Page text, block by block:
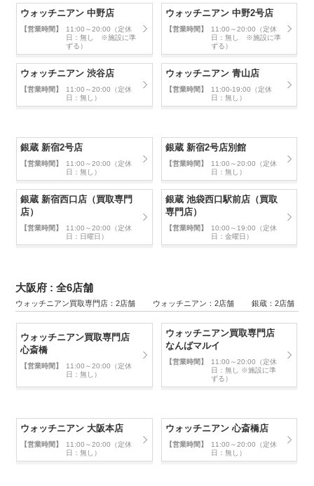
ウォッチニアン 中野店
【営業時間】
11:00～20:00（定休
日：無し ※施設に準
ずる）
ウォッチニアン 中野2号店
【営業時間】
11:00～20:00（定休
日：無し ※施設に準
ずる）
ウォッチニアン 渋谷店
【営業時間】
11:00～20:00（定休
日：無し）
ウォッチニアン 青山店
【営業時間】
11:00-19:00（定休
日：無し）
銀蔵 新宿2号店
【営業時間】
11:00～20:00（定休
日：無し）
銀蔵 新宿2号店別館
【営業時間】
11:00～20:00（定休
日：無し）
銀蔵 新宿西口店（買取専門
店）
【営業時間】
11:00～20:00（定休
日：日曜日）
銀蔵 池袋西口駅前店（買取
専門店）
【営業時間】
10:00～19:00（定休
日：金曜日）
大阪府 : 全6店舗
ウォッチニアン買取専門店：2店舗 ウォッチニアン：2店舗 銀蔵：2店舗
ウォッチニアン買取専門店
心斎橋
【営業時間】
11:00～20:00（定休
日：無し）
ウォッチニアン買取専門店
なんばマルイ
【営業時間】
11:00～20:00（定休
日：無し ※施設に準
ずる）
ウォッチニアン 大阪本店
【営業時間】
11:00～20:00（定休
日：無し）
ウォッチニアン 心斎橋店
【営業時間】
11:00～20:00（定休
日：無し）